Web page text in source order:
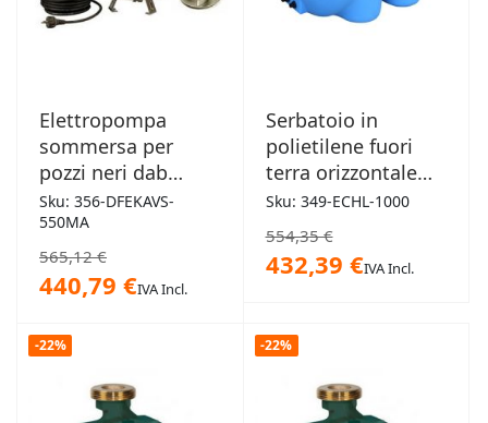
Elettropompa
sommersa per
pozzi neri dab
"Feka VS" 0.55 HP
0,75kW
Sku: 356-DFEKAVS-
550MA
565,12 €
440,79 €IVA Incl.
Serbatoio in
polietilene fuori
terra orizzontale
1000L
Sku: 349-ECHL-1000
554,35 €
432,39 €IVA Incl.
-22% -22%